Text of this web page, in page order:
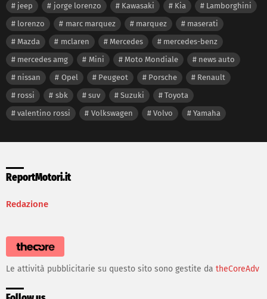
jeep
jorge lorenzo Kawasaki Kia
Lamborghini
lorenzo
marc marquez marquez
maserati
Mazda
mclaren Mercedes
mercedes-benz
mercedes amg
Mini Moto Mondiale
news auto
nissan
Opel Peugeot Porsche
Renault
rossi
sbk suv Suzuki
Toyota
valentino rossi
Volkswagen Volvo Yamaha
ReportMotori.it
Redazione
Le attività pubblicitarie su questo sito sono gestite da theCoreAdv